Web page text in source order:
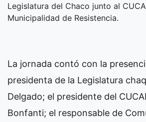
Legislatura del Chaco junto al
Municipalidad de Resistencia.
La jornada contó con la
presidenta de la Legislatura
Delgado; el presidente del
Bonfanti; el responsable de